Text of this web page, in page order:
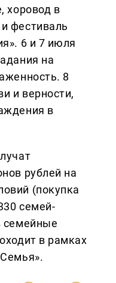
хоровод в
фестиваль
6 и 7 июля
на
8
и верности,
в
рублей на
(покупка
семей-
семейные
в рамках